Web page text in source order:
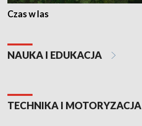
Czas w las
NAUKA I EDUKACJA
TECHNIKA I MOTORYZACJA